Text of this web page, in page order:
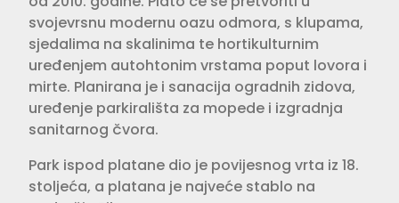
svojevrsnu modernu oazu odmora, s klupama,
sjedalima na skalinima te hortikulturnim
uređenjem autohtonim vrstama poput lovora i
mirte. Planirana je i sanacija ogradnih zidova,
uređenje parkirališta za mopede i izgradnja
sanitarnog čvora.
Park ispod platane dio je povijesnog vrta iz 18.
stoljeća, a platana je najveće stablo na